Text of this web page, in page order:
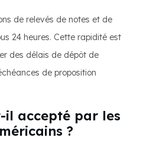
de relevés de notes et de
24 heures. Cette rapidité est
des délais de dépôt de
de proposition
il accepté par les
?